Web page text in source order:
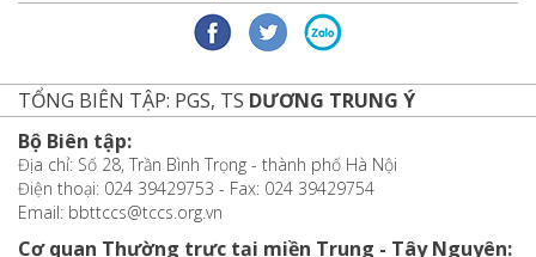
TỔNG BIÊN TẬP: PGS, TS DƯƠNG TRUNG Ý
Bộ Biên tập:
Địa chỉ: Số 28, Trần Bình Trọng - thành phố Hà Nội
Điện thoại: 024 39429753 - Fax: 024 39429754
Email: bbttccs@tccs.org.vn
Cơ quan Thường trực tại miền Trung - Tây Nguyên: